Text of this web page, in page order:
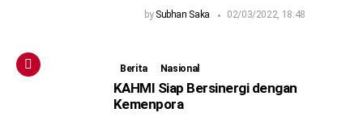
by Subhan Saka 02/03/2022, 18:48
Berita Nasional
KAHMI Siap Bersinergi dengan
Kemenpora